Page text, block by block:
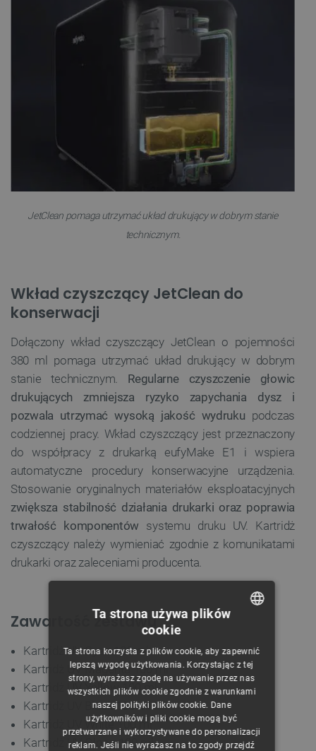
JetClean pomaga utrzymać układ drukujący w dobrym stanie
technicznym.
Wkład czyszczący JetClean do
konserwacji
Dołączony wkład czyszczący JetClean o pojemności
380 ml pomaga utrzymać układ drukujący w dobrym
stanie technicznym. Regularne czyszczenie głowic
drukujących zmniejsza ryzyko zapychania dysz i
pozwala utrzymać wysoką jakość wydruku podczas
codziennej pracy. Wkład czyszczący jest przeznaczony
do współpracy z drukarką eufyMake E1 i wspiera
automatyczne procedury konserwacyjne urządzenia.
Stosowanie oryginalnych materiałów eksploatacyjnych
zwiększa stabilność działania drukarki oraz poprawia
trwałość komponentów systemu druku UV. Kartridż
czyszczący należy wymieniać zgodnie z komunikatami
drukarki oraz zaleceniami producenta.
Zawartość zestawu
Kartridż UV Cyan 100 ml
Kartridż UV Magenta 100 ml
Kartridż UV Yellow 100 ml
Kartridż UV Black 100 ml
Kartridż UV White 100 ml
Kartridż UV Gloss 100 ml
CZECH
ENGLISH
GERMAN
Ta strona używa plików
cookie
Ta strona korzysta z plików cookie, aby zapewnić
lepszą wygodę użytkowania. Korzystając z tej
strony, wyrażasz zgodę na używanie przez nas
wszystkich plików cookie zgodnie z warunkami
naszej polityki plików cookie. Dane
użytkowników i pliki cookie mogą być
przetwarzane i wykorzystywane do personalizacji
reklam. Jeśli nie wyrażasz na to zgody przejdź